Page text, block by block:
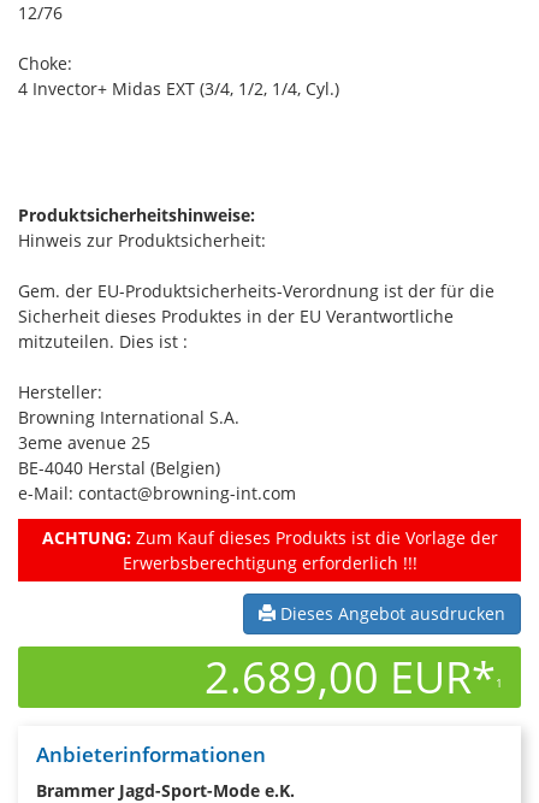
12/76
Choke:
4 Invector+ Midas EXT (3/4, 1/2, 1/4, Cyl.)
Produktsicherheitshinweise:
Hinweis zur Produktsicherheit:
Gem. der EU-Produktsicherheits-Verordnung ist der für die
Sicherheit dieses Produktes in der EU Verantwortliche
mitzuteilen. Dies ist :
Hersteller:
Browning International S.A.
3eme avenue 25
BE-4040 Herstal (Belgien)
e-Mail: contact@browning-int.com
ACHTUNG:Zum Kauf dieses Produkts ist die Vorlage der
Erwerbsberechtigung erforderlich !!!
Dieses Angebot ausdrucken
2.689,00 EUR*1
Anbieterinformationen
Brammer Jagd-Sport-Mode e.K.